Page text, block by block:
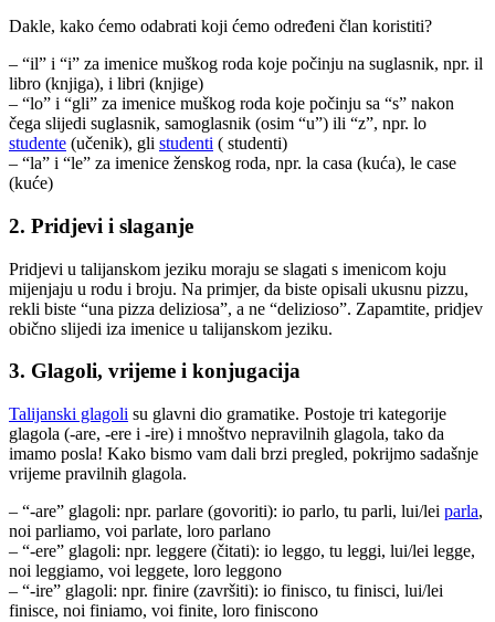
Dakle, kako ćemo odabrati koji ćemo određeni član koristiti?
– “il” i “i” za imenice muškog roda koje počinju na suglasnik, npr. il
libro (knjiga), i libri (knjige)
– “lo” i “gli” za imenice muškog roda koje počinju sa “s” nakon
čega slijedi suglasnik, samoglasnik (osim “u”) ili “z”, npr. lo
studente (učenik), gli studenti ( studenti)
– “la” i “le” za imenice ženskog roda, npr. la casa (kuća), le case
(kuće)
2. Pridjevi i slaganje
Pridjevi u talijanskom jeziku moraju se slagati s imenicom koju
mijenjaju u rodu i broju. Na primjer, da biste opisali ukusnu pizzu,
rekli biste “una pizza deliziosa”, a ne “delizioso”. Zapamtite, pridjev
obično slijedi iza imenice u talijanskom jeziku.
3. Glagoli, vrijeme i konjugacija
Talijanski glagoli su glavni dio gramatike. Postoje tri kategorije
glagola (-are, -ere i -ire) i mnoštvo nepravilnih glagola, tako da
imamo posla! Kako bismo vam dali brzi pregled, pokrijmo sadašnje
vrijeme pravilnih glagola.
– “-are” glagoli: npr. parlare (govoriti): io parlo, tu parli, lui/lei parla,
noi parliamo, voi parlate, loro parlano
– “-ere” glagoli: npr. leggere (čitati): io leggo, tu leggi, lui/lei legge,
noi leggiamo, voi leggete, loro leggono
– “-ire” glagoli: npr. finire (završiti): io finisco, tu finisci, lui/lei
finisce, noi finiamo, voi finite, loro finiscono